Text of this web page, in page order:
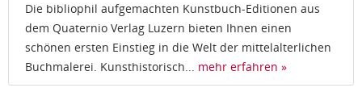
Die bibliophil aufgemachten Kunstbuch-Editionen aus
dem Quaternio Verlag Luzern bieten Ihnen einen
schönen ersten Einstieg in die Welt der mittelalterlichen
Buchmalerei. Kunsthistorisch... mehr erfahren »